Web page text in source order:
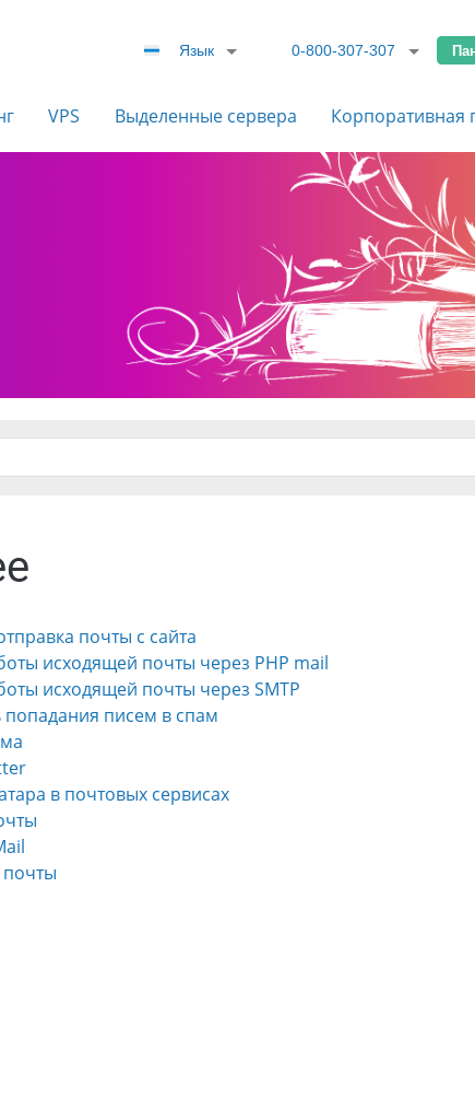
Язык 0-800-307-307
VPS Выделенные сервера Корпоративная
почты с сайта
исходящей почты через PHP mail
исходящей почты через SMTP
попадания писем в спам
в почтовых сервисах
почты